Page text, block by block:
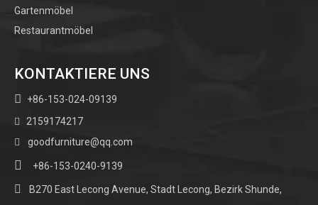
Gartenmöbel
Restaurantmöbel
KONTAKTIERE UNS
 +86-153-024-09139
 2159174217
 goodfurniture@qq.com
 +86-153-0240-9139

B270 East Lecong Avenue, Stadt Lecong, Bezirk Shunde,